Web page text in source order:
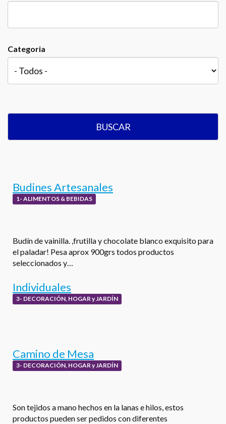
Categoria
BUSCAR
Budines Artesanales
1- ALIMENTOS & BEBIDAS
Budín de vainilla. ,frutilla y chocolate blanco exquisito para
el paladar! Pesa aprox 900grs todos productos
seleccionados y…
Individuales
3- DECORACIÓN, HOGAR y JARDÍN
Camino de Mesa
3- DECORACIÓN, HOGAR y JARDÍN
Son tejidos a mano hechos en la lanas e hilos, estos
productos pueden ser pedidos con diferentes